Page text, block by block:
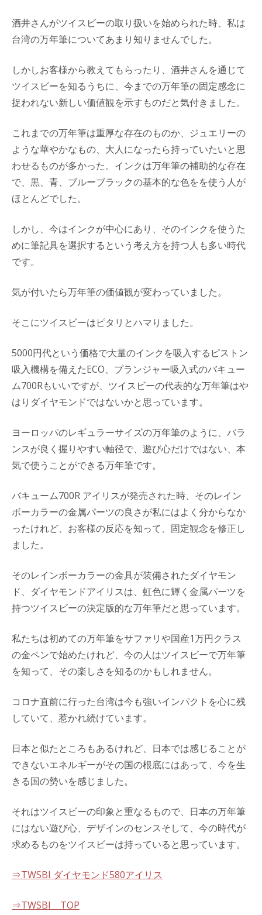
酒井さんがツイスビーの取り扱いを始められた時、私は
台湾の万年筆についてあまり知りませんでした。
しかしお客様から教えてもらったり、酒井さんを通じて
ツイスビーを知るうちに、今までの万年筆の固定感念に
捉われない新しい価値観を示すものだと気付きました。
これまでの万年筆は重厚な存在のものか、ジュエリーの
ような華やかなもの、大人になったら持っていたいと思
わせるものが多かった。インクは万年筆の補助的な存在
で、黒、青、ブルーブラックの基本的な色をを使う人が
ほとんどでした。
しかし、今はインクが中心にあり、そのインクを使うた
めに筆記具を選択するという考え方を持つ人も多い時代
です。
気が付いたら万年筆の価値観が変わっていました。
そこにツイスビーはピタリとハマりました。
5000円代という価格で大量のインクを吸入するピストン
吸入機構を備えたECO、プランジャー吸入式のバキュー
ム700Rもいいですが、ツイスビーの代表的な万年筆はや
はりダイヤモンドではないかと思っています。
ヨーロッパのレギュラーサイズの万年筆のように、バラ
ンスが良く握りやすい軸径で、遊び心だけではない、本
気で使うことができる万年筆です。
バキューム700R アイリスが発売された時、そのレイン
ボーカラーの金属パーツの良さが私にはよく分からなか
ったけれど、お客様の反応を知って、固定観念を修正し
ました。
そのレインボーカラーの金具が装備されたダイヤモン
ド、ダイヤモンドアイリスは、虹色に輝く金属パーツを
持つツイスビーの決定版的な万年筆だと思っています。
私たちは初めての万年筆をサファリや国産1万円クラス
の金ペンで始めたけれど、今の人はツイスビーで万年筆
を知って、その楽しさを知るのかもしれません。
コロナ直前に行った台湾は今も強いインパクトを心に残
していて、惹かれ続けています。
日本と似たところもあるけれど、日本では感じることが
できないエネルギーがその国の根底にはあって、今を生
きる国の勢いを感じました。
それはツイスビーの印象と重なるもので、日本の万年筆
にはない遊び心、デザインのセンスそして、今の時代が
求めるものをツイスビーは持っていると思っています。
⇒TWSBI ダイヤモンド580アイリス
⇒TWSBI TOP